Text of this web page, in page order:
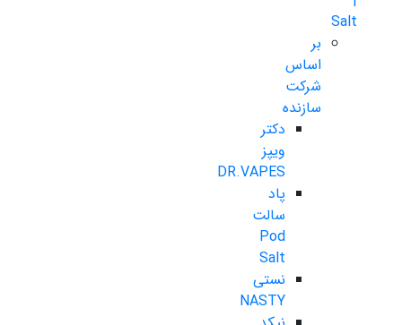
Salt
بر
اساس
شرکت
سازنده
دکتر
ویپز
DR.VAPES
پاد
سالت
Pod
Salt
نستی
NASTY